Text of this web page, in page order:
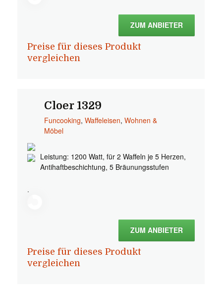
ZUM ANBIETER
Preise für dieses Produkt
vergleichen
Cloer 1329
Funcooking, Waffeleisen, Wohnen &
Möbel
Leistung: 1200 Watt, für 2 Waffeln je 5 Herzen,
Antihaftbeschichtung, 5 Bräunungsstufen
.
ZUM ANBIETER
Preise für dieses Produkt
vergleichen